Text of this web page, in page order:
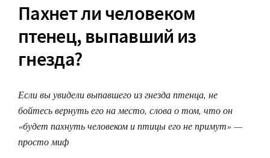
Пахнет ли человеком
птенец, выпавший из
гнезда?
Если вы увидели выпавшего из гнезда птенца, не
бойтесь вернуть его на место, слова о том, что он
«будет пахнуть человеком и птицы его не примут» —
просто миф